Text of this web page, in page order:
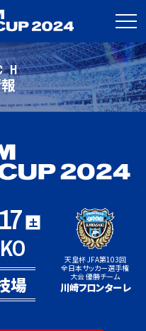
土
KO
場
天皇杯 JFA第103回
全日本サッカー選手権
大会 優勝チーム
川崎フロンターレ